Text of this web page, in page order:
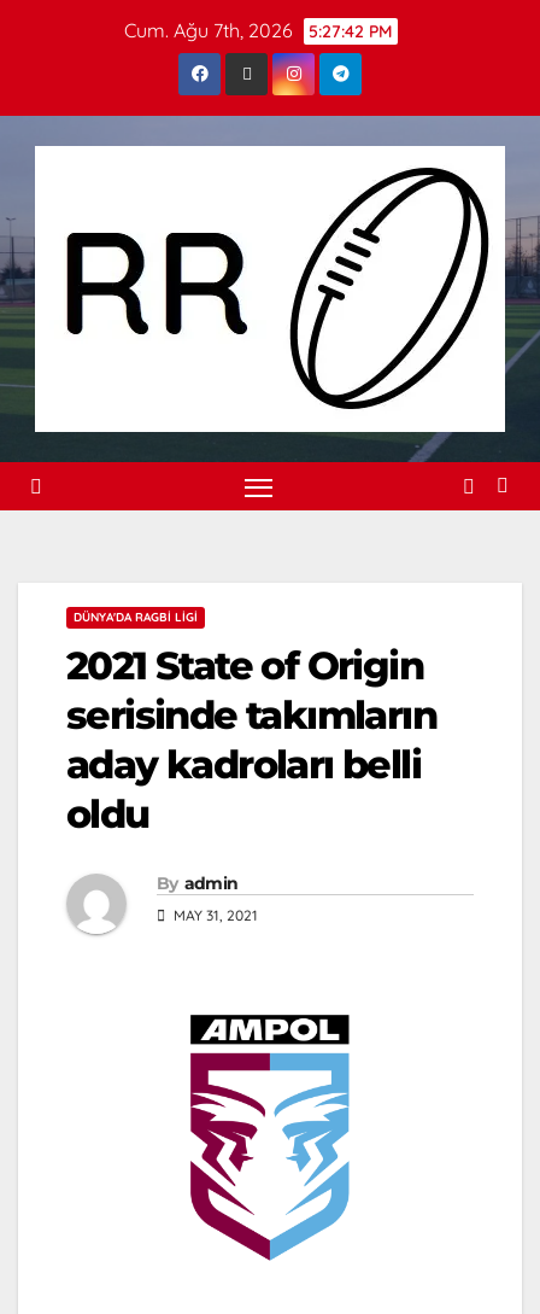
Cum. Ağu 7th, 2026 5:27:43 PM
DÜNYA'DA RAGBI LIGI
2021 State of Origin
serisinde takımların
aday kadroları belli
oldu
By admin
MAY 31, 2021